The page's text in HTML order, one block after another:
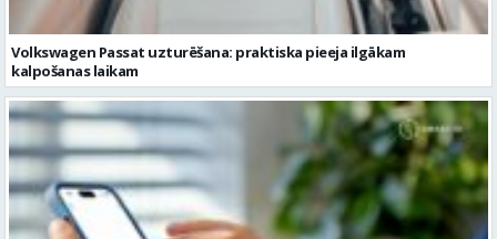
Volkswagen Passat uzturēšana: praktiska pieeja ilgākam
kalpošanas laikam